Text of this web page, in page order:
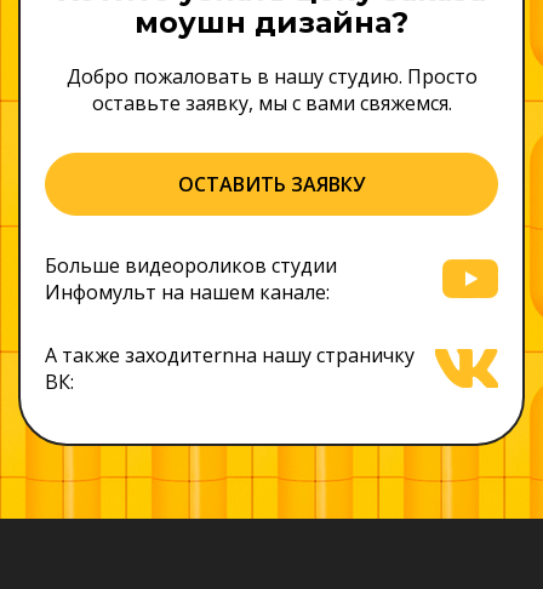
моушн дизайна?
Добро пожаловать в нашу студию. Просто
оставьте заявку, мы с вами свяжемся.
ОСТАВИТЬ ЗАЯВКУ
Больше видеороликов студии
Инфомульт на нашем канале:
А также заходитеrnна нашу страничку
ВК: